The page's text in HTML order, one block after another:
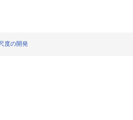
度の開発